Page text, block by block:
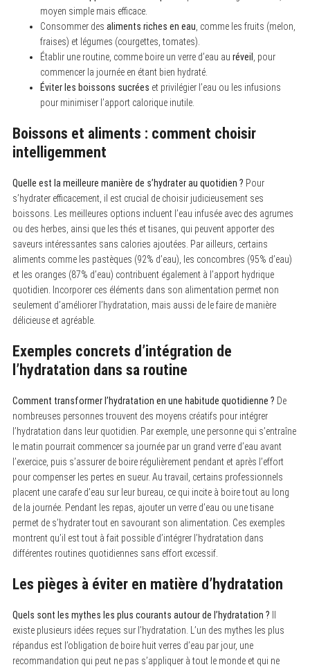
moyen simple mais efficace.
Consommer des aliments riches en eau , comme les fruits (melon,
fraises) et légumes (courgettes, tomates).
Établir une routine, comme boire un verre d’eau au réveil
, pour
commencer la journée en étant bien hydraté.
Éviter les boissons sucrées et privilégier l’eau ou les infusions
pour minimiser l’apport calorique inutile.
Boissons et aliments : comment choisir
intelligemment
Quelle est la meilleure manière de s’hydrater au quotidien ? Pour
s’hydrater efficacement, il est crucial de choisir judicieusement ses
boissons. Les meilleures options incluent l’eau infusée avec des agrumes
ou des herbes, ainsi que les thés et tisanes, qui peuvent apporter des
saveurs intéressantes sans calories ajoutées. Par ailleurs, certains
aliments comme les pastèques (92% d’eau), les concombres (95% d’eau)
et les oranges (87% d’eau) contribuent également à l’apport hydrique
quotidien. Incorporer ces éléments dans son alimentation permet non
seulement d’améliorer l’hydratation, mais aussi de le faire de manière
délicieuse et agréable.
Exemples concrets d’intégration de
l’hydratation dans sa routine
Comment transformer l’hydratation en une habitude quotidienne ? De
nombreuses personnes trouvent des moyens créatifs pour intégrer
l’hydratation dans leur quotidien. Par exemple, une personne qui s’entraîne
le matin pourrait commencer sa journée par un grand verre d’eau avant
l’exercice, puis s’assurer de boire régulièrement pendant et après l’effort
pour compenser les pertes en sueur. Au travail, certains professionnels
placent une carafe d’eau sur leur bureau, ce qui incite à boire tout au long
de la journée. Pendant les repas, ajouter un verre d’eau ou une tisane
permet de s’hydrater tout en savourant son alimentation. Ces exemples
montrent qu’il est tout à fait possible d’intégrer l’hydratation dans
différentes routines quotidiennes sans effort excessif.
Les pièges à éviter en matière d’hydratation
Quels sont les mythes les plus courants autour de l’hydratation ?
existe plusieurs idées reçues sur l’hydratation. L’un des mythes les plus
répandus est l’obligation de boire huit verres d’eau par jour, une
recommandation qui peut ne pas s’appliquer à tout le monde et qui ne
r
h
f
o